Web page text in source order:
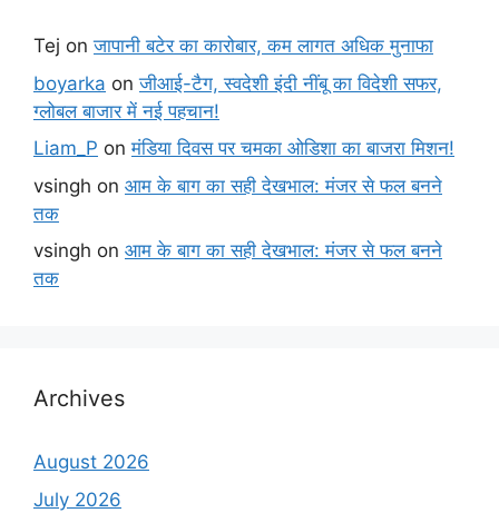
Tej onजापानी बटेर का कारोबार, कम लागत अधिक मुनाफा
boyarka onजीआई-टैग, स्वदेशी इंदी नींबू का विदेशी सफर,
ग्लोबल बाजार में नई पहचान!
Liam_P onमंडिया दिवस पर चमका ओडिशा का बाजरा मिशन!
vsingh on आम के बाग का सही देखभाल: मंजर से फल बनने
तक
vsingh on आम के बाग का सही देखभाल: मंजर से फल बनने
तक
Archives
August 2026
July 2026